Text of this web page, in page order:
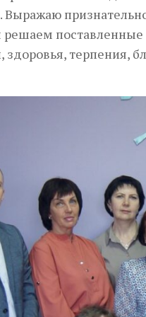
Выражаю
поставленные
здоровья, терпения,